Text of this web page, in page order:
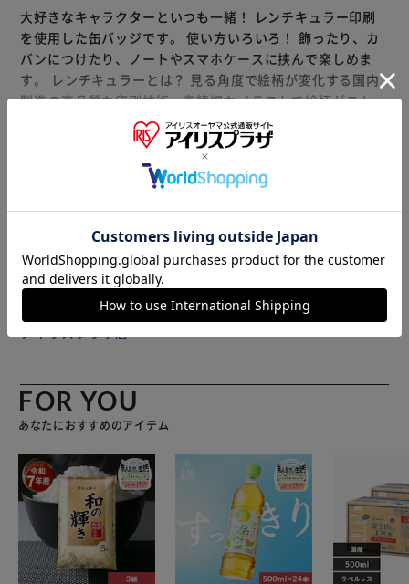
大好きなキャラクターといつも一緒！ レンチキュラー印刷
を使用した缶バッジです。 使い方いろいろ！ 飾ったり、カ
バンにつけたり、ノートやスマホケースに挟んで楽しめま
す。 レンチキュラーとは？ 見る角度で絵柄が変化する国内
製造の高品質な印刷技術。高精細なイラストで絵柄がスムー
ズに切り替わります。 「まじかる百貨店」は レンチキュラ
ー印刷を使用した動く絵柄が楽しいレンチキュラー雑貨ブラ
ンドです。 【商品配送について】 配送番号なしの配送にな
もっと見る
じめご了承ください。
販売元(特定商取引法に基づく表記)：BACKYARD FAMILY
アイリスプラザ店
FOR YOU
あなたにおすすめのアイテム